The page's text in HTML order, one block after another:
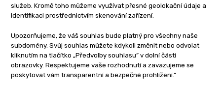
Zásady soukromí
Cookies
Etický kodex
Redakce
služeb. Kromě toho můžeme využívat přesné geolokační údaje a
identifikaci prostřednictvím skenování zařízení.
Upozorňujeme, že váš souhlas bude platný pro všechny naše
subdomény. Svůj souhlas můžete kdykoli změnit nebo odvolat
kliknutím na tlačítko „Předvolby souhlasu” v dolní části
obrazovky. Respektujeme vaše rozhodnutí a zavazujeme se
poskytovat vám transparentní a bezpečné prohlížení.”